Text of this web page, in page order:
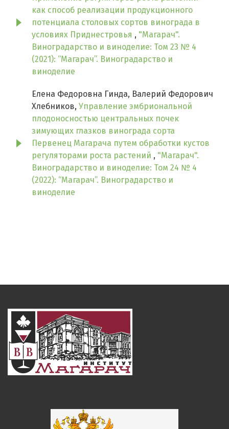
как способ реализации продукционного
потенциала столовых сортов винограда в
условиях Приднестровья , "Магарач".
Виноградарство и виноделие: Том 23 № 4
(2021): “Магарач”. Виноградарство и
виноделие
Елена Федоровна Гинда, Валерий Федорович
Хлебников, Управление эмбриональной
плодоносностью центральных почек
зимующих глазков винограда сорта
Первенец Магарача путем обработки кустов
регуляторами роста растений , "Магарач".
Виноградарство и виноделие: Том 24 № 4
(2022): “Магарач”. Виноградарство и
виноделие